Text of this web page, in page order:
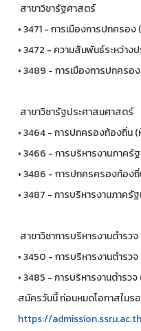
สาขาวิชารัฐศาสตร์
• 3471 - การเมืองการปกครอ
• 3472 - ความสัมพันธ์ระหว่าง
• 3489 - การเมืองการปกคร
สาขาวิชารัฐประศาสนศาสตร์
• 3464 - การปกครองท้องถิ่น
• 3466 - การบริหารงานภาครั
• 3486 - การปกครครองท้อง
• 3487 - การบริหารงานภาครั
️ สาขาวิชาการบริหารงานตำรวจ
• 3450 - การบริหารงานตำรว
• 3485 - การบริหารงานตำรว
สมัครวันนี้ ก่อนหมดโอกาสในร
https://admission.ssru.ac.th